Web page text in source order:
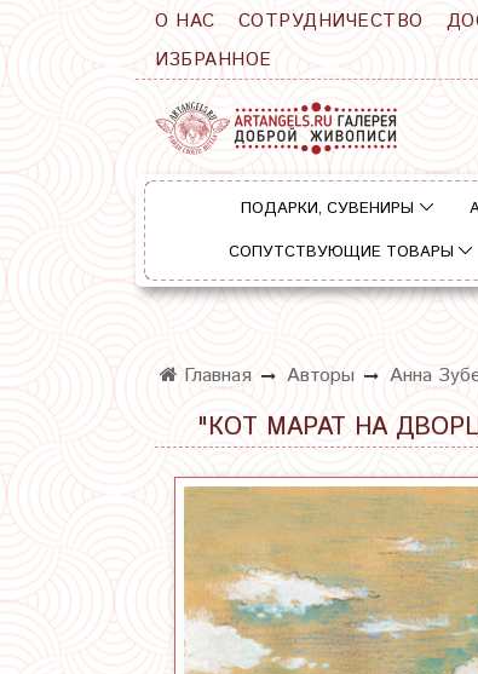
О НАС СОТРУДНИЧЕСТВО
ИЗБРАННОЕ
ПОДАРКИ, СУВЕНИРЫ
СОПУТСТВУЮЩИЕ ТОВАРЫ
Главная Авторы Анна
"КОТ МАРАТ НА